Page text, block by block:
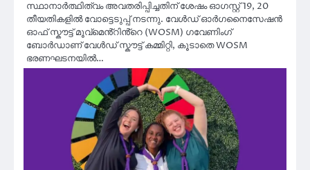
സ്ഥാനാർത്ഥിത്വം അവതരിപ്പിച്ചതിന് ശേഷം ഓഗസ്റ്റ് 19, 20
തീയതികളിൽ വോട്ടെടുപ്പ് നടന്നു. വേൾഡ് ഓർഗനൈസേഷൻ
ഓഫ് സ്കൗട്ട് മൂവ്‌മെൻ്റിൻ്റെ (WOSM) ഗവേണിംഗ്
ബോർഡാണ് വേൾഡ് സ്കൗട്ട് കമ്മിറ്റി, കൂടാതെ WOSM
ഭരണഘടനയിൽ…